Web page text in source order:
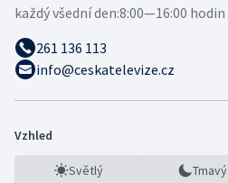
každý všední den:8:00—16:00 hodin
261 136 113
info@ceskatelevize.cz
Vzhled
Světlý Tmavý